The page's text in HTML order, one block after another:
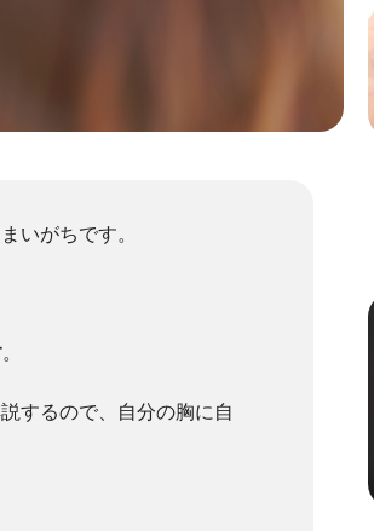
いがちです。
。
するので、自分の胸に自